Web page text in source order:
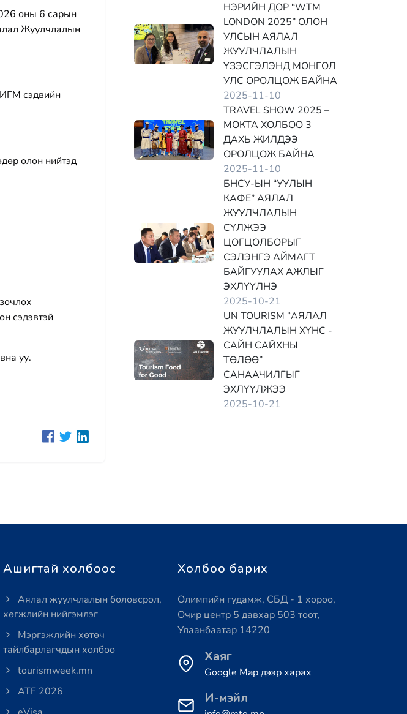
оны 6 сарын
Жуулчлалын
сэдвийн
олон нийтэд
сэдэвтэй
уу.
НЭРИЙН ДОР “WTM
LONDON 2025” ОЛОН
УЛСЫН АЯЛАЛ
ЖУУЛЧЛАЛЫН
ҮЗЭСГЭЛЭНД МОНГОЛ
УЛС ОРОЛЦОЖ БАЙНА
2025-11-10
TRAVEL SHOW 2025 –
МОКТА ХОЛБОО 3
ДАХЬ ЖИЛДЭЭ
ОРОЛЦОЖ БАЙНА
2025-11-10
БНСУ-ЫН “УУЛЫН
КАФЕ” АЯЛАЛ
ЖУУЛЧЛАЛЫН
СҮЛЖЭЭ
ЦОГЦОЛБОРЫГ
СЭЛЭНГЭ АЙМАГТ
БАЙГУУЛАХ АЖЛЫГ
ЭХЛҮҮЛНЭ
2025-10-21
UN TOURISM “АЯЛАЛ
ЖУУЛЧЛАЛЫН ХҮНС -
САЙН САЙХНЫ
ТӨЛӨӨ”
САНААЧИЛГЫГ
ЭХЛҮҮЛЖЭЭ
2025-10-21
Ашигтай холбоос
Аялал жуулчлалын боловсрол,
хөгжлийн нийгэмлэг
Мэргэжлийн хөтөч
тайлбарлагчдын холбоо
tourismweek.mn
ATF 2026
Холбоо барих
Олимпийн гудамж, СБД - 1 хороо,
Очир центр 5 давхар 503 тоот,
Улаанбаатар 14220
Хаяг
Google Map дээр харах
И-мэйл